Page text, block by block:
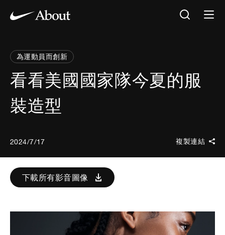
為運動員而創新
看看美國國家隊今夏的服
裝造型
2024/7/17 複製連結
下載所有影音圖像